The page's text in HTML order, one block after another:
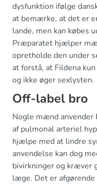
dysfunktion ifølge
at bemærke, at det er
lande, men kan købes
Præparatet hjælper
opretholde den under
at forstå, at Fildena
og ikke øger sexlysten.
Off-label bro
Nogle mænd
af pulmonal arteriel
hjælpe med at lindre
anvendelse kan dog
bivirkninger og kræver
læge. Det er